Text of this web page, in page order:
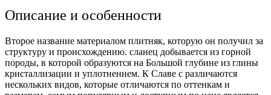
Описание и особенности
Второе название материалом плитняк, которую он получил за
структуру и происхождению. сланец добывается из горной
породы, в которой образуются на Большой глубине из глины
кристаллизации и уплотнением. К Славе с различаются
нескольких видов, которые отличаются по оттенкам и